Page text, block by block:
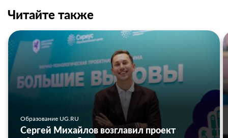
Читайте также
Образование UG.RU
Сергей Михайлов возглавил проект